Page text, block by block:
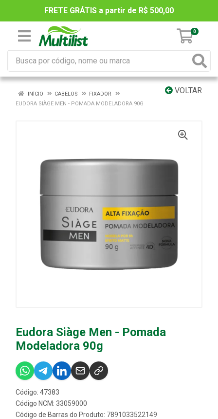
FRETE GRÁTIS a partir de R$ 500,00
0
VOLTAR
INÍCIO CABELOS
FIXADOR
EUDORA SIÀGE MEN - POMADA MODELADORA 90G
Eudora Siàge Men - Pomada
Modeladora 90g
Código: 47383
Código NCM: 33059000
Código de Barras do Produto: 7891033522149